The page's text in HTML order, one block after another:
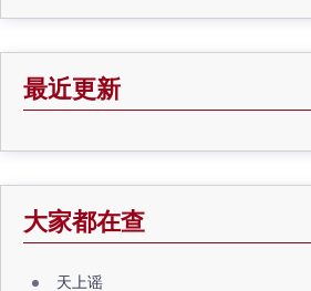
最近更新
大家都在查
天上谣